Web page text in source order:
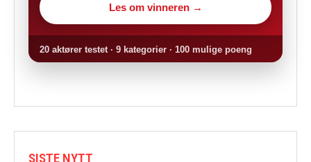
Les om vinneren →
20 aktører testet · 9 kategorier · 100 mulige poeng
SISTE NYTT